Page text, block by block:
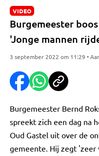
VIDEO
Burgemeester
'Jonge mannen
3 september 2022 om 11:29 •
Burgemeester Bernd
spreekt zich een dag na
Oud Gastel uit over de
gemeente. Hij zegt